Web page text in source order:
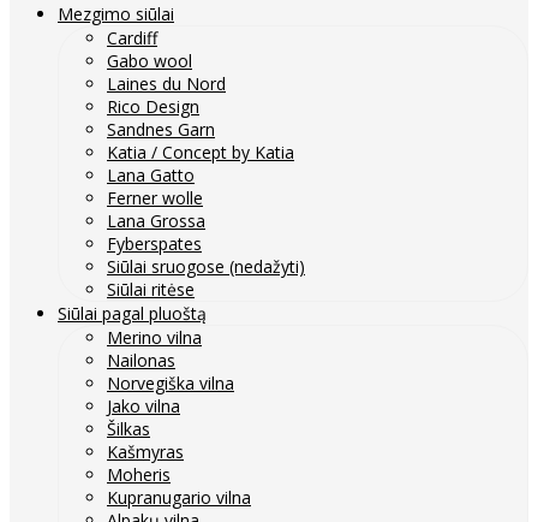
Mezgimo siūlai
Cardiff
Gabo wool
Laines du Nord
Rico Design
Sandnes Garn
Katia / Concept by Katia
Lana Gatto
Ferner wolle
Lana Grossa
Fyberspates
Siūlai sruogose (nedažyti)
Siūlai ritėse
Siūlai pagal pluoštą
Merino vilna
Nailonas
Norvegiška vilna
Jako vilna
Šilkas
Kašmyras
Moheris
Kupranugario vilna